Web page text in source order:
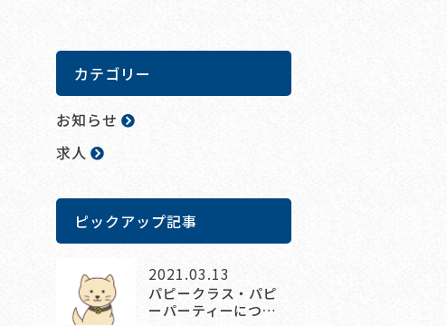
カテゴリー
お知らせ
求人
ピックアップ記事
2021.03.13
パピークラス・パピ
ーパーティーにつ…